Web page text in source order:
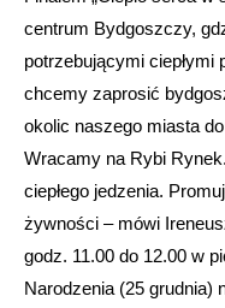
centrum Bydgoszczy,
potrzebującymi ciepłymi
chcemy zaprosić
okolic naszego miasta do
Wracamy na Rybi
ciepłego jedzenia.
żywności – mówi
godz. 11.00 do 12.00 w
Narodzenia (25 grudnia)